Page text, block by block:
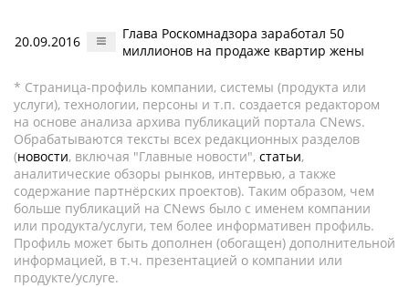
20.09.2016
Глава Роскомнадзора заработал 50
миллионов на продаже квартир жены
* Страница-профиль компании, системы (продукта или
услуги), технологии, персоны и т.п. создается редактором
на основе анализа архива публикаций портала CNews.
Обрабатываются тексты всех редакционных разделов
(новости, включая "Главные новости", статьи,
аналитические обзоры рынков, интервью, а также
содержание партнёрских проектов). Таким образом, чем
больше публикаций на CNews было с именем компании
или продукта/услуги, тем более информативен профиль.
Профиль может быть дополнен (обогащен) дополнительной
информацией, в т.ч. презентацией о компании или
продукте/услуге.